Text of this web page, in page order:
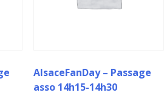
AlsaceFanDay – Passage
asso 14h15-14h30